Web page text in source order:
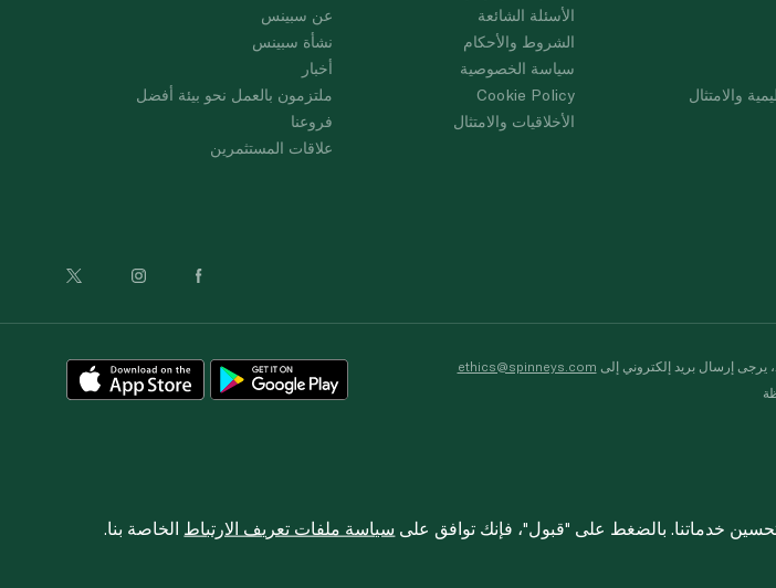
عن سبينس
نشأة سبينس
أخبار
ملتزمون بالعمل نحو بيئة أفضل
فروعنا
علاقات المستثمرين
الأسئلة الشائعة
الشروط والأحكام
سياسة الخصوصية
Cookie Policy
الأخلاقيات والامتثال
والامتثال
يرجى إرسال بريد إلكتروني إلى ethics@spinneys.com
خدماتنا. بالضغط على "قبول"، فإنك توافق على سياسة ملفات تعريف الارتباط الخاصة بنا.